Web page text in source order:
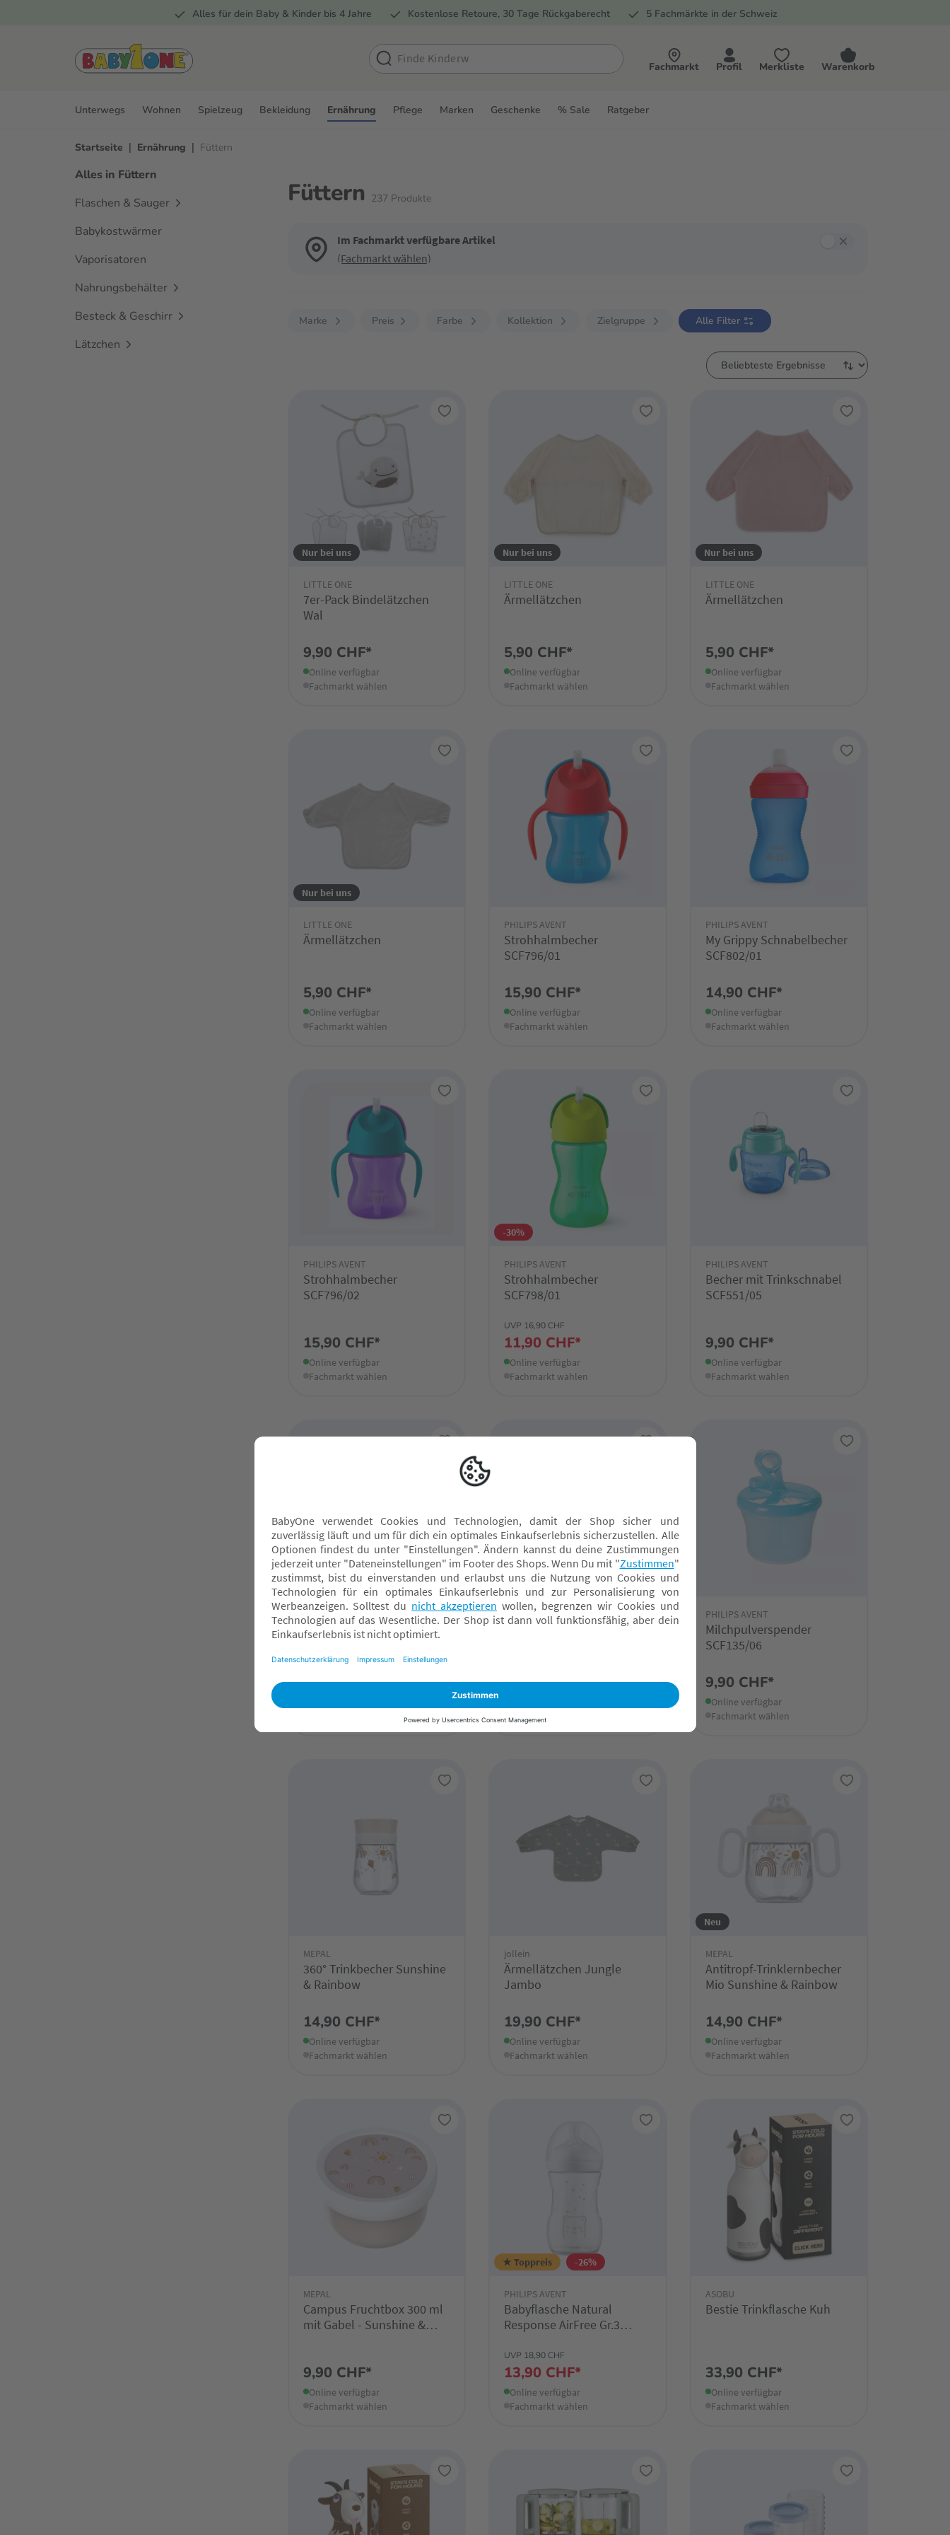
Zur Hauptnavigation springen Alles für dein Baby & Kinder bis 4 Jahre Kostenlose Retoure, 30 Tage Rückgaberecht 5 Fachmärkte in der Schweiz
Fachmarkt Profil Merkliste Warenkorb
Unterwegs Wohnen Spielzeug Bekleidung Ernährung Pflege Marken Geschenke % Sale Ratgeber
Startseite | Ernährung | Füttern
Alles in Füttern
Flaschen & Sauger
Babykostwärmer
Vaporisatoren
Nahrungsbehälter
Besteck & Geschirr
Lätzchen
Füttern 237 Produkte
Im Fachmarkt verfügbare Artikel
(Fachmarkt wählen)
Verwende die Filter, um die Produktliste nach deinen Wünschen einzugrenzen. Du kannst mit der Tab-Taste zwischen den Filtern navigieren und mit Enter
Marke Preis Farbe Kollektion Zielgruppe Alle Filter
Nur bei uns
LITTLE ONE
7er-Pack Bindelätzchen
Wal
9,90 CHF*
Online verfügbar
Fachmarkt wählen
Nur bei uns
LITTLE ONE
Ärmellätzchen
5,90 CHF*
Online verfügbar
Fachmarkt wählen
Nur bei uns
LITTLE ONE
Ärmellätzchen
5,90 CHF*
Online verfügbar
Fachmarkt wählen
Nur bei uns
LITTLE ONE
Ärmellätzchen
5,90 CHF*
Online verfügbar
Fachmarkt wählen
PHILIPS AVENT
Strohhalmbecher
SCF796/01
15,90 CHF*
Online verfügbar
Fachmarkt wählen
PHILIPS AVENT
My Grippy Schnabelbecher
SCF802/01
14,90 CHF*
Online verfügbar
Fachmarkt wählen
PHILIPS AVENT
Strohhalmbecher
SCF796/02
15,90 CHF*
Online verfügbar
Fachmarkt wählen
-30%
PHILIPS AVENT
Strohhalmbecher
SCF798/01
UVP 16,90 CHF
11,90 CHF*
Online verfügbar
Fachmarkt wählen
PHILIPS AVENT
Becher mit Trinkschnabel
SCF551/05
9,90 CHF*
Online verfügbar
Fachmarkt wählen
reer
Biegsames Baby-Besteck
8,90 CHF*
MEPAL
Campus Brotdose mit
11,90 CHF*
Fachmarkt wählen
PHILIPS AVENT
Milchpulverspender
SCF135/06
9,90 CHF*
Online verfügbar
Fachmarkt wählen
MEPAL
360° Trinkbecher Sunshine
& Rainbow
14,90 CHF*
Online verfügbar
Fachmarkt wählen
jollein
Ärmellätzchen Jungle
Jambo
19,90 CHF*
Online verfügbar
Fachmarkt wählen
Neu
MEPAL
Antitropf-Trinklernbecher
Mio Sunshine & Rainbow
14,90 CHF*
Online verfügbar
Fachmarkt wählen
MEPAL
Campus Fruchtbox 300 ml
mit Gabel - Sunshine &
9,90 CHF*
Online verfügbar
Fachmarkt wählen
★ Toppreis -26%
PHILIPS AVENT
Babyflasche Natural
Response AirFree Gr.3
UVP 18,90 CHF
13,90 CHF*
Online verfügbar
Fachmarkt wählen
ASOBU
Bestie Trinkflasche Kuh
33,90 CHF*
Online verfügbar
Fachmarkt wählen